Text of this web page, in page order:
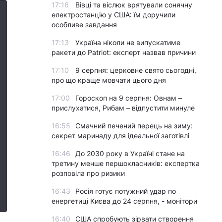
17:16
Вівці та віслюк врятували сонячну
електростанцію у США: їм доручили
особливе завдання
17:13
Україна ніколи не випускатиме
ракети до Patriot: експерт назвав причини
17:10
9 серпня: церковне свято сьогодні,
про що краще мовчати цього дня
17:00
Гороскоп на 9 серпня: Овнам –
прислухатися, Рибам – відпустити минуле
16:55
Смачний печений перець на зиму:
секрет маринаду для ідеальної заготівлі
16:46
До 2030 року в Україні стане на
третину менше першокласників: експертка
розповіла про ризики
16:43
Росія готує потужний удар по
енергетиці Києва до 24 серпня, - монітори
16:40
США спробують зірвати створення